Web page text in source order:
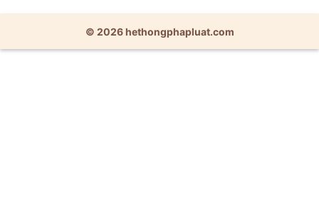
© 2026 hethongphapluat.com